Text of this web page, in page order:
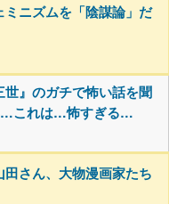
ミニズムを「陰謀論」だ
世』のガチで怖い話を聞
…これは…怖すぎる…
田さん、大物漫画家たち